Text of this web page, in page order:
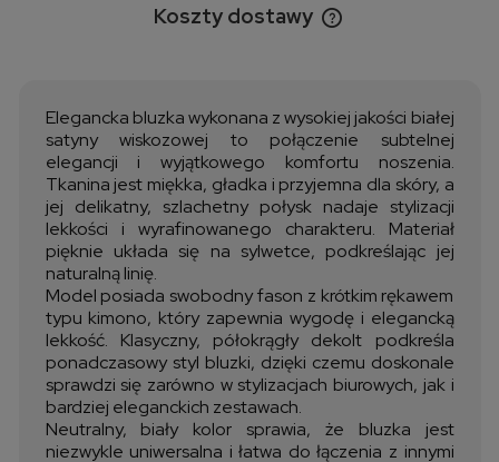
Koszty dostawy
Cena nie zawiera ewentualnych kosztów płatności
Elegancka bluzka wykonana z wysokiej jakości białej
satyny wiskozowej to połączenie subtelnej
elegancji i wyjątkowego komfortu noszenia.
Tkanina jest miękka, gładka i przyjemna dla skóry, a
jej delikatny, szlachetny połysk nadaje stylizacji
lekkości i wyrafinowanego charakteru. Materiał
pięknie układa się na sylwetce, podkreślając jej
naturalną linię.
Model posiada swobodny fason z krótkim rękawem
typu kimono, który zapewnia wygodę i elegancką
lekkość. Klasyczny, półokrągły dekolt podkreśla
ponadczasowy styl bluzki, dzięki czemu doskonale
sprawdzi się zarówno w stylizacjach biurowych, jak i
bardziej eleganckich zestawach.
Neutralny, biały kolor sprawia, że bluzka jest
niezwykle uniwersalna i łatwa do łączenia z innymi